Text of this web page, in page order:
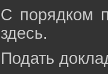
С порядком
здесь.
Подать